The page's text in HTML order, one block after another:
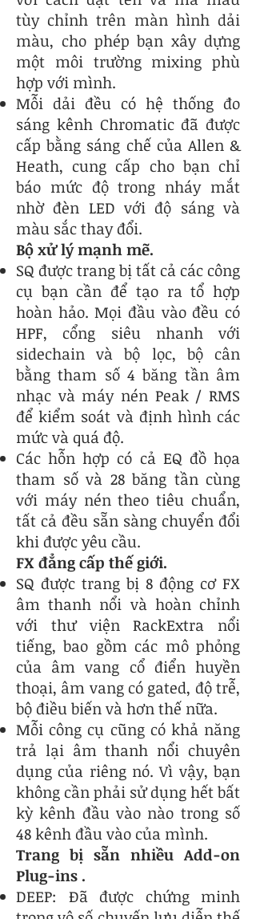
tùy chỉnh trên màn hình dải
màu, cho phép bạn xây dựng
một môi trường mixing phù
hợp với mình.
Mỗi dải đều có hệ thống đo
sáng kênh Chromatic đã được
cấp bằng sáng chế của Allen &
Heath, cung cấp cho bạn chỉ
báo mức độ trong nháy mắt
nhờ đèn LED với độ sáng và
màu sắc thay đổi.
Bộ xử lý mạnh mẽ.
SQ được trang bị tất cả các công
cụ bạn cần để tạo ra tổ hợp
hoàn hảo. Mọi đầu vào đều có
HPF, cổng siêu nhanh với
sidechain và bộ lọc, bộ cân
bằng tham số 4 băng tần âm
nhạc và máy nén Peak / RMS
để kiểm soát và định hình các
mức và quá độ.
Các hỗn hợp có cả EQ đồ họa
tham số và 28 băng tần cùng
với máy nén theo tiêu chuẩn,
tất cả đều sẵn sàng chuyển đổi
khi được yêu cầu.
FX đẳng cấp thế giới.
SQ được trang bị 8 động cơ FX
âm thanh nổi và hoàn chỉnh
với thư viện RackExtra nổi
tiếng, bao gồm các mô phỏng
của âm vang cổ điển huyền
thoại, âm vang có gated, độ trễ,
bộ điều biến và hơn thế nữa.
Mỗi công cụ cũng có khả năng
trả lại âm thanh nổi chuyên
dụng của riêng nó. Vì vậy, bạn
không cần phải sử dụng hết bất
kỳ kênh đầu vào nào trong số
48 kênh đầu vào của mình.
Trang bị sẵn nhiều Add-on
Plug-ins .
DEEP: Đã được chứng minh